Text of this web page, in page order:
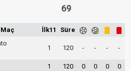
69
Maç İlk11 Süre
1 120 - - - -
1 120 0 0 0 0